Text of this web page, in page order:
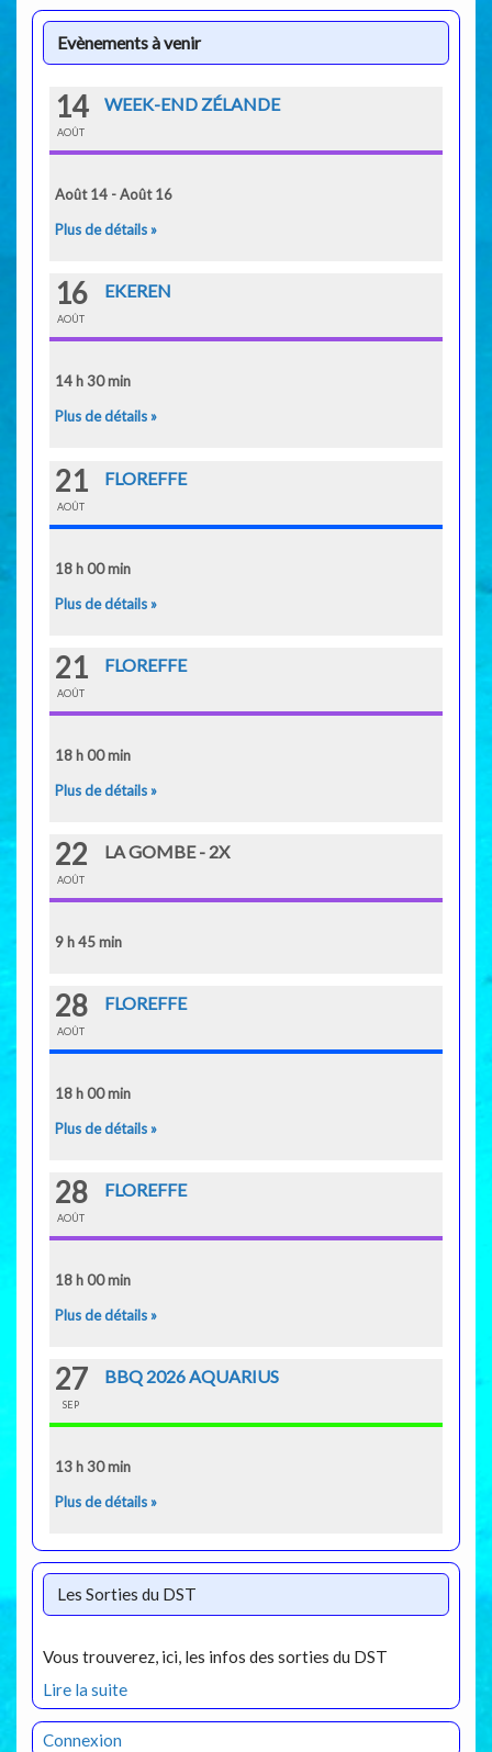
Evènements à venir
14
AOÛT
WEEK-END ZÉLANDE
Août 14 - Août 16
Plus de détails »
16
AOÛT
EKEREN
14 h 30 min
Plus de détails »
21
AOÛT
FLOREFFE
18 h 00 min
Plus de détails »
21
AOÛT
FLOREFFE
18 h 00 min
Plus de détails »
22
AOÛT
LA GOMBE - 2X
9 h 45 min
28
AOÛT
FLOREFFE
18 h 00 min
Plus de détails »
28
AOÛT
FLOREFFE
18 h 00 min
Plus de détails »
27
SEP
BBQ 2026 AQUARIUS
13 h 30 min
Plus de détails »
Les Sorties du DST
Vous trouverez, ici, les infos des sorties du DST
Lire la suite
Connexion